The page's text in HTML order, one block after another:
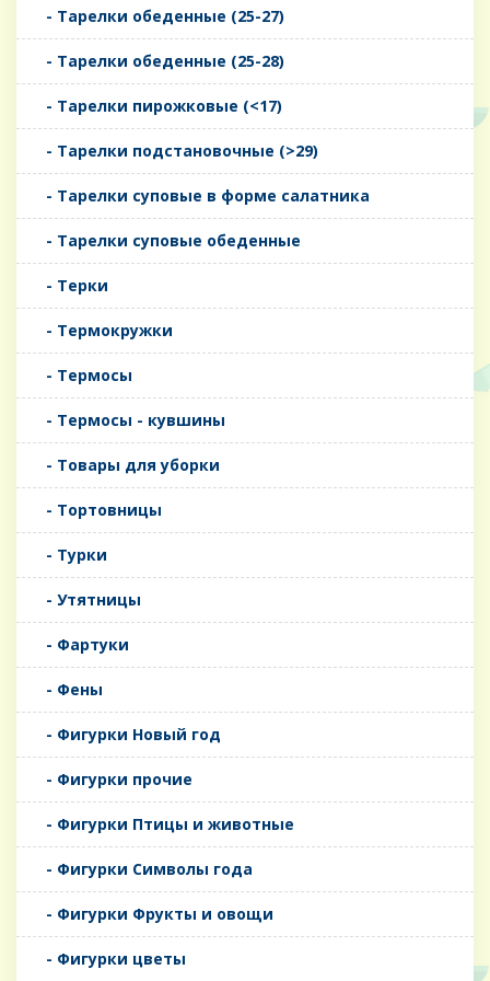
- Тарелки обеденные (25-27)
- Тарелки обеденные (25-28)
- Тарелки пирожковые (<17)
- Тарелки подстановочные (>29)
- Тарелки суповые в форме салатника
- Тарелки суповые обеденные
- Терки
- Термокружки
- Термосы
- Термосы - кувшины
- Товары для уборки
- Тортовницы
- Турки
- Утятницы
- Фартуки
- Фены
- Фигурки Новый год
- Фигурки прочие
- Фигурки Птицы и животные
- Фигурки Символы года
- Фигурки Фрукты и овощи
- Фигурки цветы